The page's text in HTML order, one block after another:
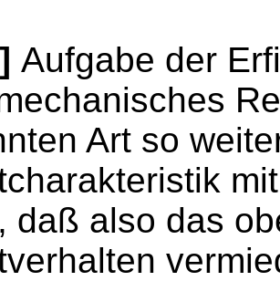
Aufgabe der
Art so
daß also das